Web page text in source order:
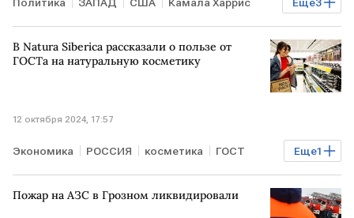
РОССИЯ Кремль Дмитрий Песков
В Natura Siberica рассказали о пользе от
ГОСТа на натуральную косметику
12 октября 2024, 17:57
Еще1
Экономика РОССИЯ косметика ГОСТ
Natura Siberica
Пожар на АЗС в Грозном ликвидировали